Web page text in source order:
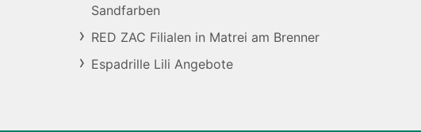
Sandfarben
RED ZAC Filialen in Matrei am Brenner
Espadrille Lili Angebote